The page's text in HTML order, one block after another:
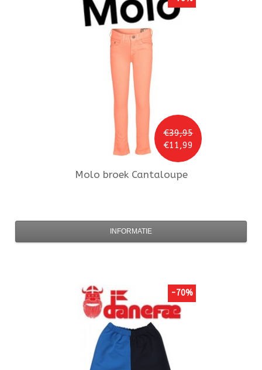
€39,95
€11,99
Molo broek Cantaloupe
INFORMATIE
-70%